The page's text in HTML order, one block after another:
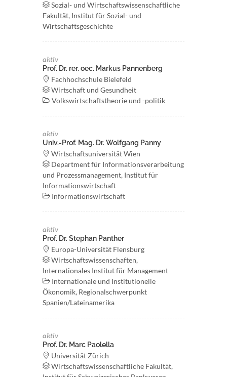
Sozial- und Wirtschaftswissenschaftliche
Fakultät, Institut für Sozial- und
Wirtschaftsgeschichte
aktiv
Prof. Dr. rer. oec. Markus Pannenberg
Fachhochschule Bielefeld
Wirtschaft und Gesundheit
Volkswirtschaftstheorie und -politik
aktiv
Univ.-Prof. Mag. Dr. Wolfgang Panny
Wirtschaftsuniversität Wien
Department für Informationsverarbeitung
und Prozessmanagement, Institut für
Informationswirtschaft
Informationswirtschaft
aktiv
Prof. Dr. Stephan Panther
Europa-Universität Flensburg
Wirtschaftswissenschaften,
Internationales Institut für Management
Internationale und Institutionelle
Ökonomik, Regionalschwerpunkt
Spanien/Lateinamerika
aktiv
Prof. Dr. Marc Paolella
Universität Zürich
Wirtschaftswissenschaftliche Fakultät,